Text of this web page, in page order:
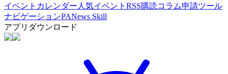
イベントカレンダー 人気イベント RSS購読コラム申請ツール
ナビゲーションPANews Skill
アプリダウンロード